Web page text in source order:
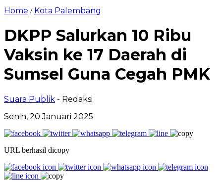
Home / Kota Palembang
DKPP Salurkan 10 Ribu
Vaksin ke 17 Daerah di
Sumsel Guna Cegah PMK
Suara Publik - Redaksi
Senin, 20 Januari 2025
URL berhasil dicopy